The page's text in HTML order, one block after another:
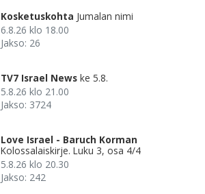
Kosketuskohta Jumalan nimi
6.8.26 klo 18.00
Jakso: 26
TV7 Israel News ke 5.8.
5.8.26 klo 21.00
Jakso: 3724
Love Israel - Baruch Korman
Kolossalaiskirje. Luku 3, osa 4/4
5.8.26 klo 20.30
Jakso: 242